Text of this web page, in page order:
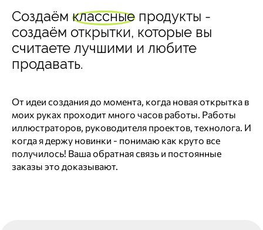
Создаём классные продукты -
создаём открытки, которые вы
считаете лучшими и любите
продавать.
От идеи создания до момента, когда новая открытка в
моих руках проходит много часов работы. Работы
иллюстраторов, руководителя проектов, технолога. И
когда я держу новинки - понимаю как круто все
получилось! Ваша обратная связь и постоянные
заказы это доказывают.